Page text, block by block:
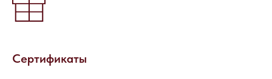
Сертификаты